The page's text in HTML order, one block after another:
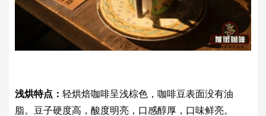
浅烘特点： 轻烘焙咖啡呈浅棕色，咖啡豆表面没有油
脂。豆子硬度高，酸度明亮，口感醇厚，口味鲜亮。